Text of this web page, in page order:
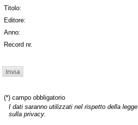
Titolo:
Editore:
Anno:
Record nr.
(*) campo obbligatorio
I dati saranno utilizzati nel rispetto della legge
sulla privacy.